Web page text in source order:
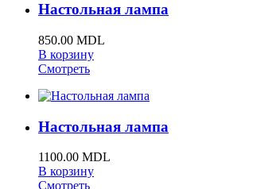
Настольная лампа
850.00 MDL
В корзину
Смотреть
Настольная лампа
1100.00 MDL
В корзину
Смотреть